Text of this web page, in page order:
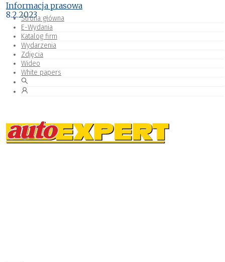
Strona główna
E-Wydania
Katalog firm
Wydarzenia
Zdjęcia
Wideo
White papers
Informacja prasowa
8.2.2023